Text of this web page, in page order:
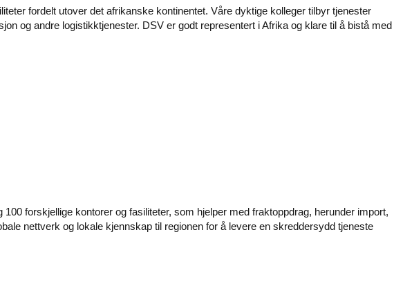
fordelt utover det afrikanske kontinentet. Våre dyktige kolleger tilbyr tjenester
og andre logistikktjenester. DSV er godt representert i Afrika og klare til å bistå med
forskjellige kontorer og fasiliteter, som hjelper med fraktoppdrag, herunder import,
nettverk og lokale kjennskap til regionen for å levere en skreddersydd tjeneste